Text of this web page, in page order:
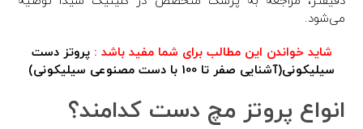
می‌شود.
شاید خواندن این مطالب برای شما مفید باشد :پروتز دست
سیلیکونی(آشنایی صفر تا 100 با دست مصنوعی سیلیکونی)
انواع پروتز مچ دست کدامند؟